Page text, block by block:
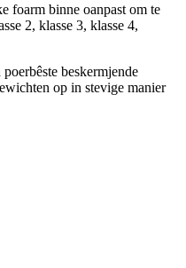
foarm binne oanpast om te
2, klasse 3, klasse 4,
beskermjende
op in stevige manier